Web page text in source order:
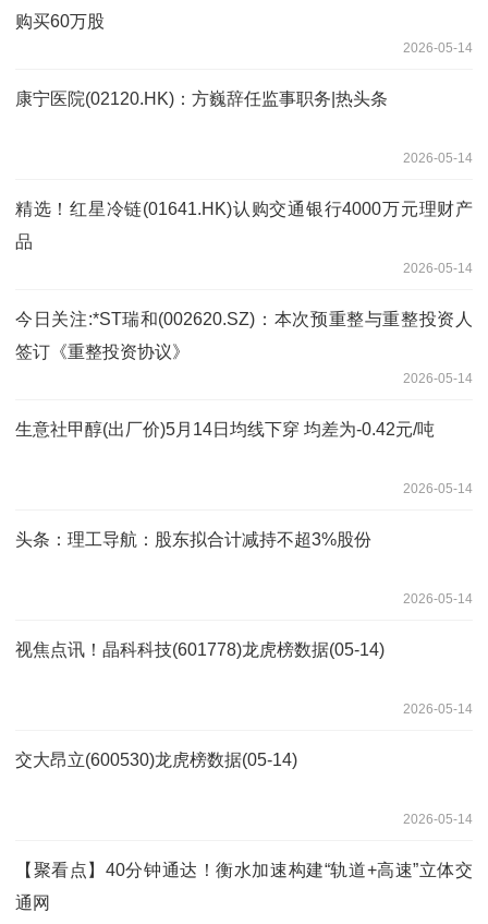
购买60万股
2026-05-14
康宁医院(02120.HK)：方巍辞任监事职务|热头条
2026-05-14
精选！红星冷链(01641.HK)认购交通银行4000万元理财产
品
2026-05-14
今日关注:*ST瑞和(002620.SZ)：本次预重整与重整投资人
签订《重整投资协议》
2026-05-14
生意社甲醇(出厂价)5月14日均线下穿 均差为-0.42元/吨
2026-05-14
头条：理工导航：股东拟合计减持不超3%股份
2026-05-14
视焦点讯！晶科科技(601778)龙虎榜数据(05-14)
2026-05-14
交大昂立(600530)龙虎榜数据(05-14)
2026-05-14
【聚看点】40分钟通达！衡水加速构建“轨道+高速”立体交
通网